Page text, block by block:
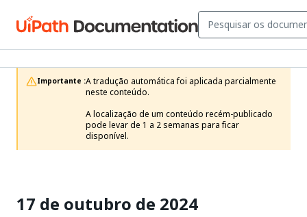
Importante :A tradução automática foi aplicada parcialmente
neste conteúdo.
A localização de um conteúdo recém-publicado
pode levar de 1 a 2 semanas para ficar
disponível.
17 de outubro de 2024